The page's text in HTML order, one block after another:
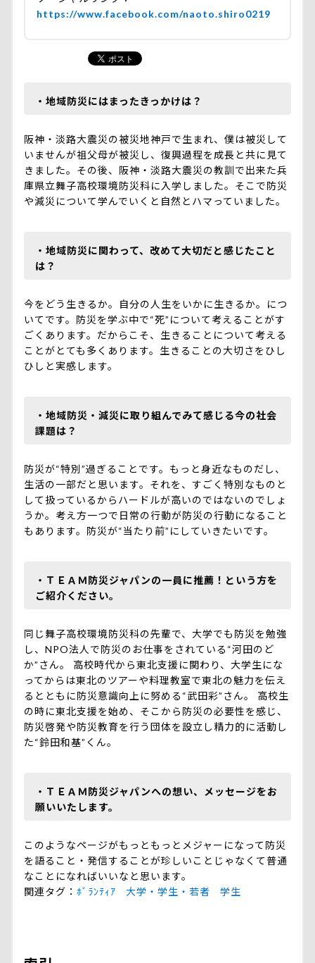
https://www.facebook.com/naoto.shiro0219
・地域防災にはまったきっかけは？
阪神・淡路大震災の被災地神戸で生まれ、僕は被災して
いませんが祖父母が被災し、復興過程を成長と共に見て
きました。その後、阪神・淡路大震災の教訓で出来た兵
庫県立舞子高校環境防災科に入学しました。そこで防災
や減災について学んでいくと自然とハマっていました。
・地域防災に関わって、改めて大切だと感じたこと
は？
今をどう生きるか。自分の人生をいかに生きるか。につ
いてです。防災を学ぶ中で“死”について考えることがす
ごくあります。だからこそ、生きることについて考える
ことがとても多くあります。生きることの大切さをひし
ひしと実感します。
・地域防災・減災に取り組んでみて感じる今の社会
課題は？
防災が“特別”過ぎることです。もっと身近なものだし、
生活の一部だと思います。それを、すごく特別なものと
して扱っているからハードルが高いのではないのでしょ
うか。考え方一つで日常の行動が防災の行動になること
もあります。防災が“当たり前”にしていきたいです。
・ＴＥＡＭ防災ジャパンの一員に推薦！という方を
ご紹介ください。
同じ舞子高校環境防災科の先輩で、大学でも防災を勉強
し、NPO法人で防災のお仕事をされている“河田のど
か”さん。 高校時代から東北支援に関わり、大学生にな
ってからは東北のツアーや料理教室で東北の魅力を伝え
るとともに防災意識向上に努める“武田彩”さん。 高校生
の時に東北支援を始め、そこから防災の必要性を感じ、
防災啓発や防災教育を行う団体を設立し精力的に活動し
た“鈴田和基”くん。
・ＴＥＡＭ防災ジャパンへの想い、メッセージをお
願いいたします。
このようなページがもっともっとメジャーになって防災
を語ること・発信することが珍しいことじゃなくて普通
なことになればいいなと思います。
関連タグ
ﾎﾞﾗﾝﾃｨｱ 大学・学生・若者 学生